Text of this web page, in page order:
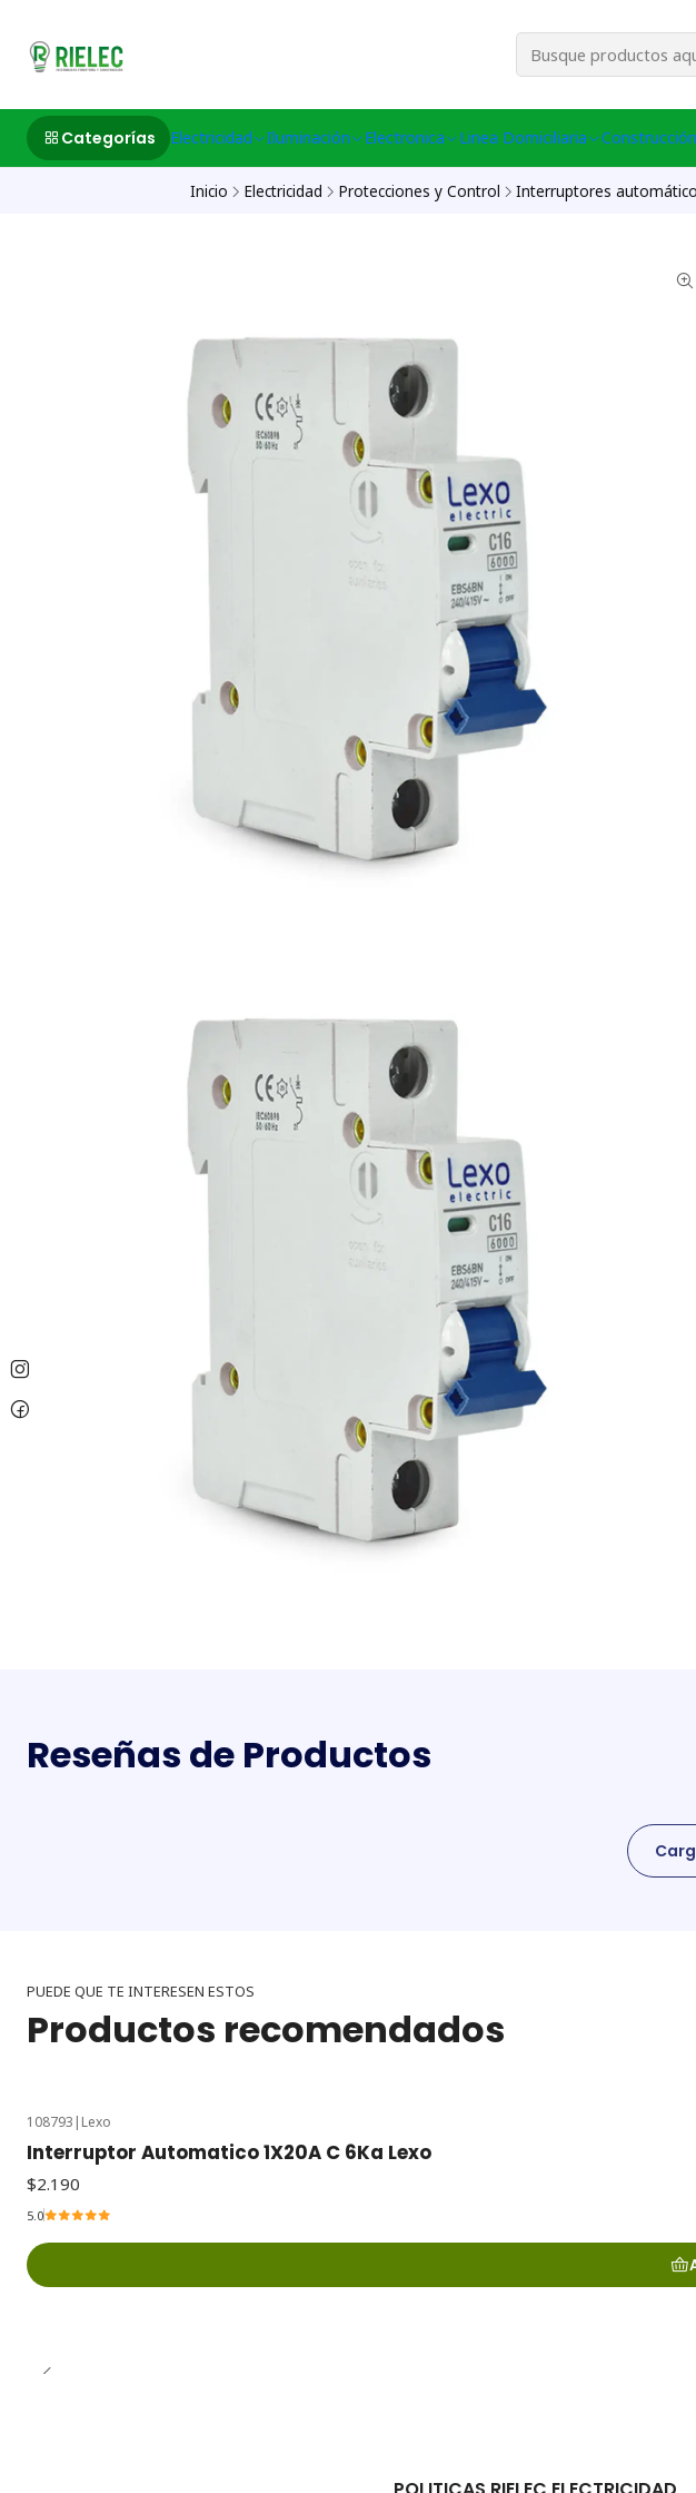
Categorías Electricidad Iluminación Electronica Linea Domiciliaria Construcción
Inicio Electricidad Protecciones y Control Interruptores
Reseñas de Productos
PUEDE QUE TE INTERESEN ESTOS
Productos recomendados
108793 | Lexo
Interruptor Automatico 1X20A C 6Ka Lexo
$2.190
5.0